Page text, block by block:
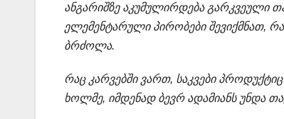
ანგარიშზე აკუმულირდება გარკვეული
ელემენტარული პირობები შევიქმნათ,
ბრძოლა.
რაც კარვებში ვართ, საკვები
ხოლმე, იმდენად ბევრ ადამიანს უნდა